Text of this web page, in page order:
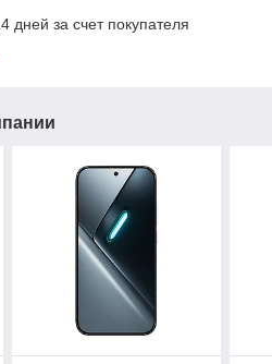
дней за счет покупателя